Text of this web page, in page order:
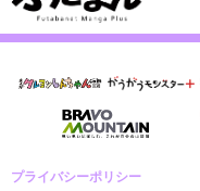
プライバシーポリシー